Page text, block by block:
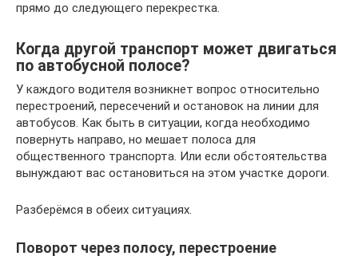
прямо до следующего перекрестка.
Когда другой транспорт может двигаться
по автобусной полосе?
У каждого водителя возникнет вопрос относительно
перестроений, пересечений и остановок на линии для
автобусов. Как быть в ситуации, когда необходимо
повернуть направо, но мешает полоса для
общественного транспорта. Или если обстоятельства
вынуждают вас остановиться на этом участке дороги.
Разберёмся в обеих ситуациях.
Поворот через полосу, перестроение